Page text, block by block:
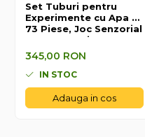
Set Tuburi pentru
Experimente cu Apa -
73 Piese, Joc Senzorial
STEM, 3+ Ani
345,00 RON
IN STOC
Adauga in cos